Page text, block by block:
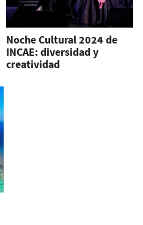
Noche Cultural 2024 de
INCAE: diversidad y
creatividad